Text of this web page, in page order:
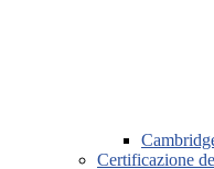
Certificazione